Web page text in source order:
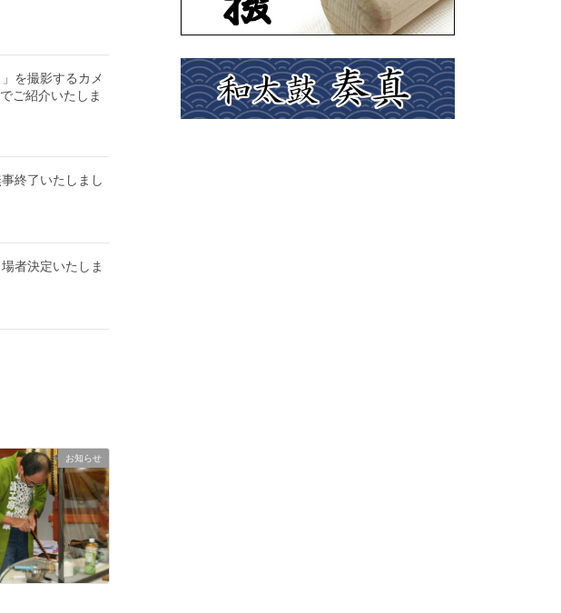
を撮影するカメ
ご紹介いたしま
終了いたしまし
者決定いたしま
お知らせ